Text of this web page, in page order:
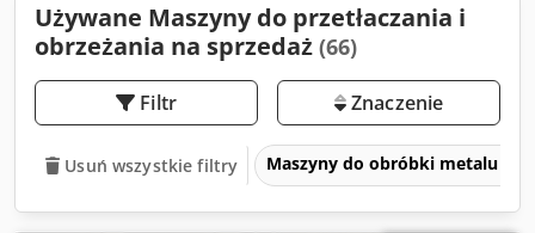
Używane Maszyny do przetłaczania i
obrzeżania na sprzedaż (66)
Filtr Znaczenie
Usuń wszystkie filtry Maszyny do obróbki metalu i